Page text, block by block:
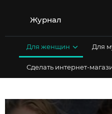
Журнал
Для женщин Для
Сделать интернет-